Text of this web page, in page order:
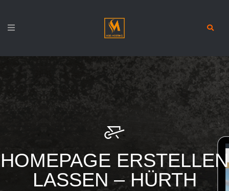
HOMEPAGE ERSTELLEN
LASSEN – HÜRTH